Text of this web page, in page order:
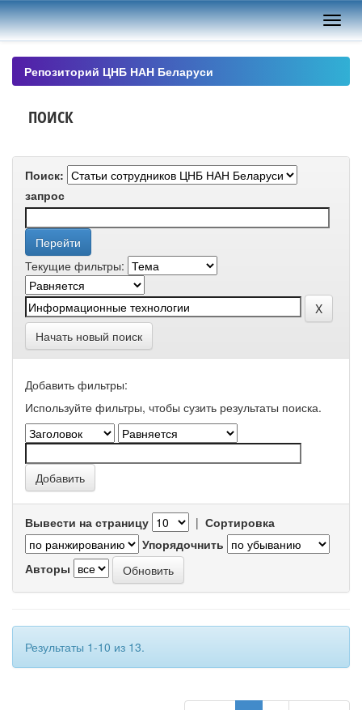
Skip
navigation
Репозиторий ЦНБ НАН Беларуси
ПОИСК
Поиск:
запрос
Текущие фильтры:
Начать новый поиск
Добавить фильтры:
Используйте фильтры, чтобы сузить результаты поиска.
Вывести на страницу | Сортировка
Упорядочнить
Авторы
Результаты 1-10 из 13.